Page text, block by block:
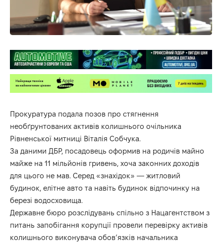
Прокуратура подала позов про стягнення
необґрунтованих активів колишнього очільника
Рівненської митниці Віталія Собчука.
За даними ДБР, посадовець оформив на родичів майно
майже на 11 мільйонів гривень, хоча законних доходів
для цього не мав. Серед «знахідок» — житловий
будинок, елітне авто та навіть будинок відпочинку на
березі водосховища.
Державне бюро розслідувань спільно з Нацагентством з
питань запобігання корупції провели перевірку активів
колишнього виконувача обов’язків начальника